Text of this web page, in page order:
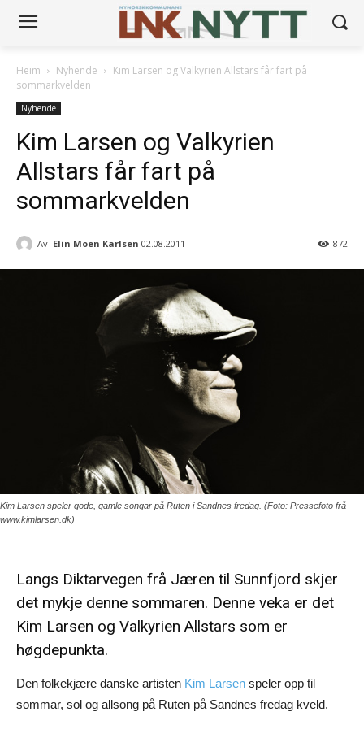
Heim Nyhende
Kim Larsen og Valkyrien Allstars får fart på
sommarkvelden
Nyhende
Kim Larsen og Valkyrien
Allstars får fart på
sommarkvelden
Av Elin Moen Karlsen 02.08.2011 872
Kim Larsen speler gode, gamle songar på Ruten i Sandnes fredag. (Foto: Pressefoto frå
www.kimlarsen.dk)
Langs Diktarvegen frå Jæren til Sunnfjord skjer
det mykje denne sommaren. Denne veka er det
Kim Larsen og Valkyrien Allstars som er
høgdepunkta.
Den folkekjære danske artisten Kim Larsen speler opp til
sommar, sol og allsong på Ruten på Sandnes fredag kveld.